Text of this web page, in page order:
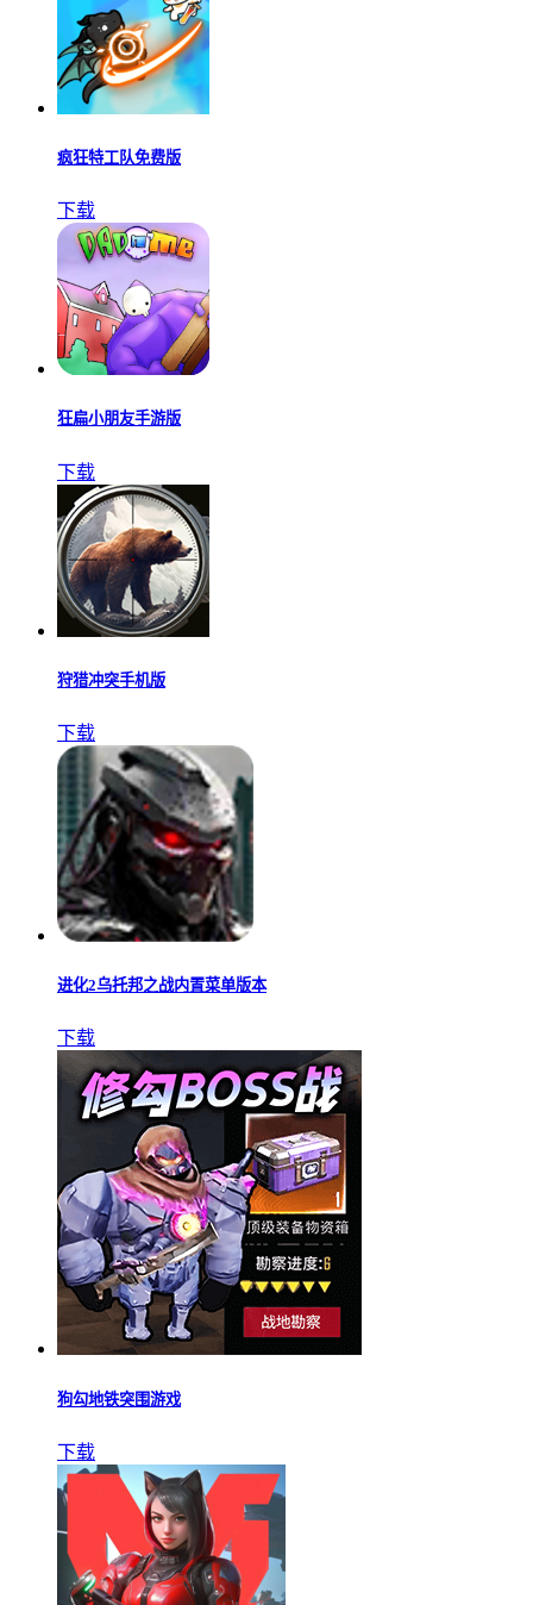
疯狂特工队免费版
下载
狂扁小朋友手游版
下载
狩猎冲突手机版
下载
进化2乌托邦之战内置菜单版本
下载
狗勾地铁突围游戏
下载